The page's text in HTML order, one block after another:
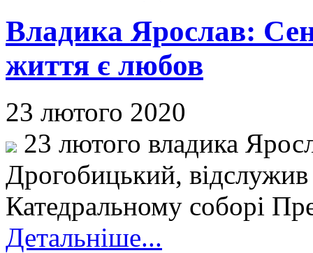
Владика Ярослав:
життя є любов
23 лютого 2020
23 лютого владика
Дрогобицький,
Катедральному соборі
Детальніше...